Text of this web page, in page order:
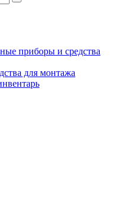
приборы и средства
для монтажа